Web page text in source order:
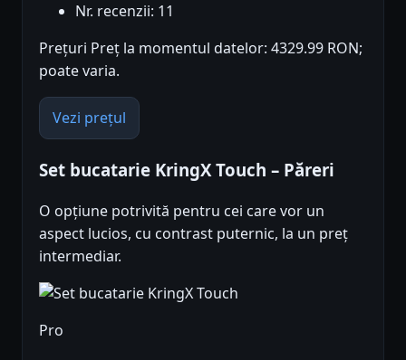
Nr. recenzii: 11
Prețuri Preț la momentul datelor: 4329.99 RON;
poate varia.
Vezi prețul
Set bucatarie KringX Touch – Păreri
O opțiune potrivită pentru cei care vor un
aspect lucios, cu contrast puternic, la un preț
intermediar.
Pro